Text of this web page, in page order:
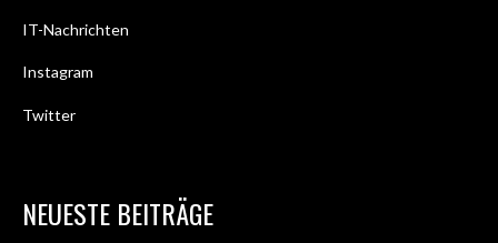
IT-Nachrichten
Instagram
Twitter
NEUESTE BEITRÄGE